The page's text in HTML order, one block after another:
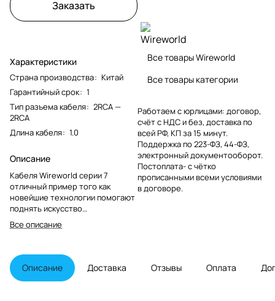
Заказать
Характеристики
Страна производства: Китай
Гарантийный срок: 1
Тип разъема кабеля: 2RCA —
2RCA
Длина кабеля: 1.0
Описание
Кабеля Wireworld серии 7
отличный пример того как
новейшие технологии помогают
поднять искусство
воспроизведения музыки на
новую высоту. Прорывная
Composilex 2 значительно
улучшает качество звучания и
практически устраняет
Все описание
Все товары Wireworld
Все товары категории
Работаем с юрлицами: договор,
счёт с НДС и без, доставка по
всей РФ, КП за 15 минут.
Поддержка по 223-ФЗ, 44-ФЗ,
электронный документооборот.
Постоплата- с чётко
прописанными всеми условиями
в договоре.
Описание Доставка Отзывы Оплата